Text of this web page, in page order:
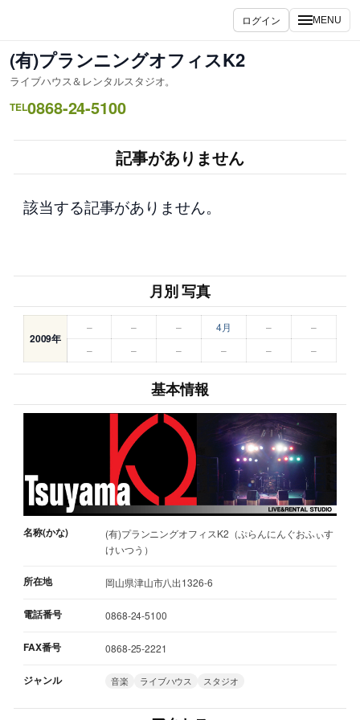
を
ス
キ
ッ
ログイン MENU
(有)プランニングオフィスK2
ライブハウス＆レンタルスタジオ。
TEL0868-24-5100
記事がありません
該当する記事がありません。
月別 写真
2009年
– – – 4月 –
–
–
– – – – –
基本情報
名称(かな)
(有)プランニングオフィスK2（ぷらんにんぐおふぃす
けいつう）
所在地 岡山県津山市八出1326-6
電話番号 0868-24-5100
FAX番号 0868-25-2221
ジャンル 音楽 ライブハウス スタジオ